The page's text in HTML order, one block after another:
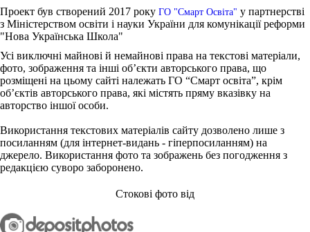
Проект був створений 2017 року ГО "Смарт Освіта" у партнерстві
з Міністерством освіти і науки України для комунікації реформи
"Нова Українська Школа"
Усі виключні майнові й немайнові права на текстові матеріали,
фото, зображення та інші об’єкти авторського права, що
розміщені на цьому сайті належать ГО “Смарт освіта”, крім
об’єктів авторського права, які містять пряму вказівку на
авторство іншої особи.
Використання текстових матеріалів сайту дозволено лише з
посиланням (для інтернет-видань - гіперпосиланням) на
джерело. Використання фото та зображень без погодження з
редакцією суворо заборонено.
Стокові фото від